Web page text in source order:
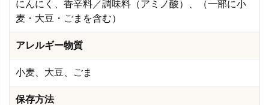
にんにく、香辛料／調味料（アミノ酸）、（一部に小
麦・大豆・ごまを含む）
アレルギー物質
小麦、大豆、ごま
保存方法